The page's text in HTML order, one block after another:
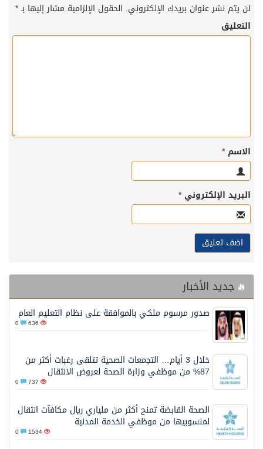
لن يتم نشر عنوان بريدك الإلكتروني. الحقول الإلزامية مشار إليها بـ*
التعليق
الاسم*
البريد الإلكتروني*
جديد الأخبار
صدور مرسوم ملكي بالموافقة على نظام التعليم العام
636
خلال 3 أيام… التجمعات الصحية تتلقى رغبات أكثر من
87% من موظفي وزارة الصحة لعروض الانتقال
737
الصحة القابضة تمنح أكثر من ملياري ريال مكافآت انتقال
لمنسوبيها من موظفي الخدمة المدنية
1534